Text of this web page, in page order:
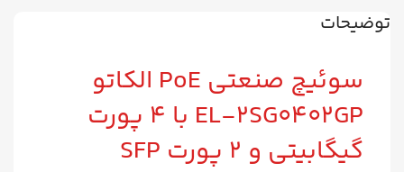
توضیحات
سوئیچ صنعتی PoE الکاتو
EL‑2SG0402GP با ۴ پورت
گیگابیتی و ۲ پورت SFP